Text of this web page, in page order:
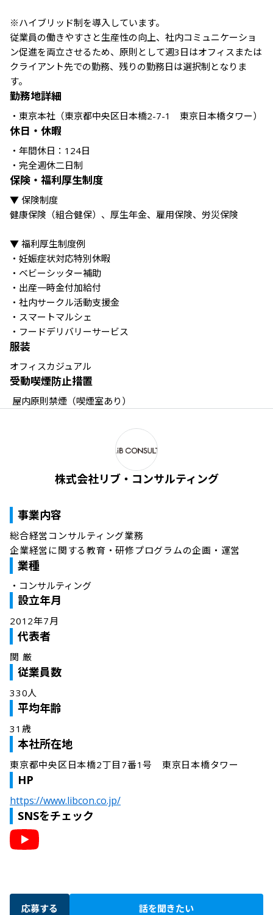
※ハイブリッド制を導入しています。
従業員の働きやすさと生産性の向上、社内コミュニケーショ
ン促進を両立させるため、原則として週3日はオフィスまたは
クライアント先での勤務、残りの勤務日は選択制となりま
す。
勤務地詳細
・東京本社（東京都中央区日本橋2-7-1　東京日本橋タワー）
休日・休暇
・年間休日：124日
・完全週休二日制
保険・福利厚生制度
▼ 保険制度
健康保険（組合健保）、厚生年金、雇用保険、労災保険
▼ 福利厚生制度例
・妊娠症状対応特別休暇
・ベビーシッター補助
・出産一時金付加給付
・社内サークル活動支援金
・スマートマルシェ
・フードデリバリーサービス
服装
オフィスカジュアル
受動喫煙防止措置
屋内原則禁煙（喫煙室あり）
株式会社リブ・コンサルティング
事業内容
総合経営コンサルティング業務
企業経営に関する教育・研修プログラムの企画・運営
業種
・ コンサルティング
設立年月
2012年7月
代表者
関 厳
従業員数
330人
平均年齢
31歳
本社所在地
東京都中央区日本橋2丁目7番1号　東京日本橋タワー
HP
https://www.libcon.co.jp/
SNSをチェック
応募する 話を聞きたい